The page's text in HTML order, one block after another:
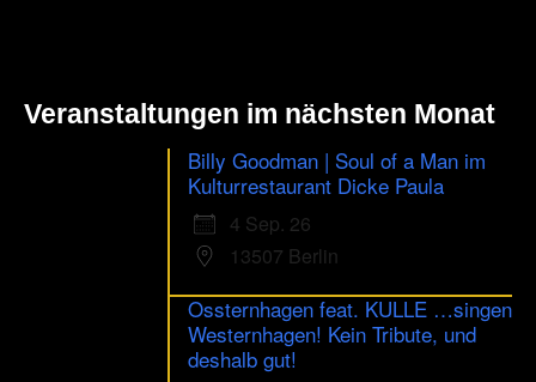
Veranstaltungen im nächsten Monat
Billy Goodman | Soul of a Man im
Kulturrestaurant Dicke Paula
4 Sep. 26
13507 Berlin
Ossternhagen feat. KULLE …singen
Westernhagen! Kein Tribute, und
deshalb gut!